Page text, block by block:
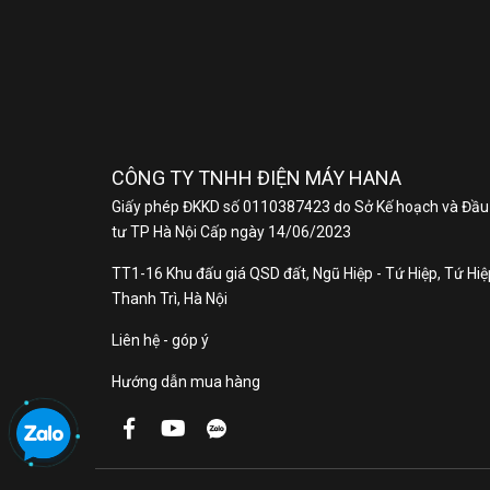
CÔNG TY TNHH ĐIỆN MÁY HANA
Giấy phép ĐKKD số 0110387423 do Sở Kế hoạch và Đầu
tư TP Hà Nội Cấp ngày 14/06/2023
TT1-16 Khu đấu giá QSD đất, Ngũ Hiệp - Tứ Hiệp, Tứ
Thanh Trì, Hà Nội
Liên hệ - góp ý
Hướng dẫn mua hàng